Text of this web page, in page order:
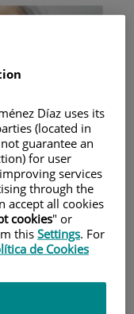
Díaz uses its
(located in
guarantee an
for user
services
through the
accept all cookies
cookies" or
this Settings. For
de Cookies